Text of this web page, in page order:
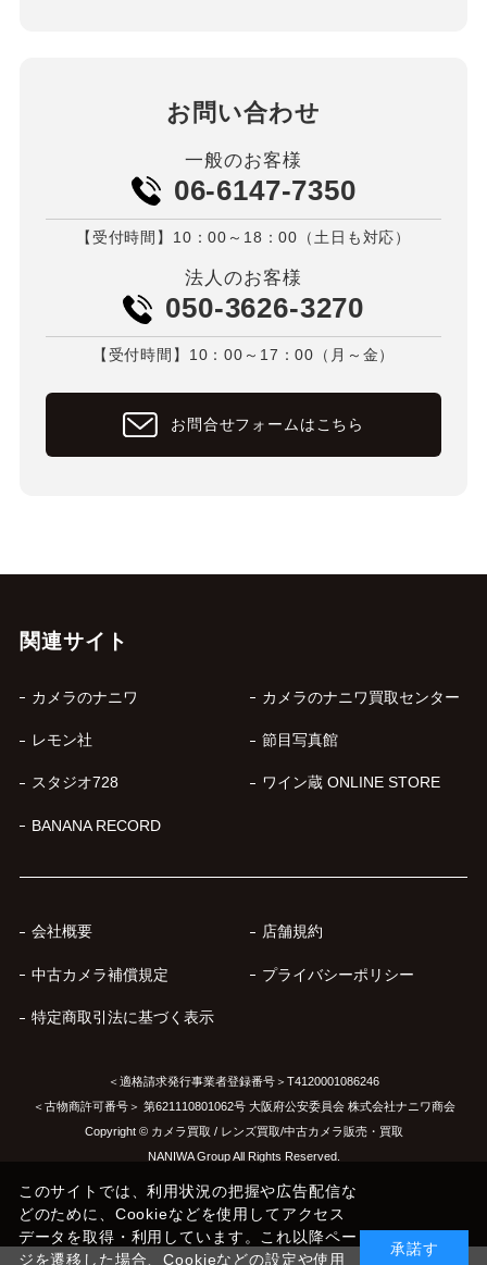
お問い合わせ
一般のお客様
06-6147-7350
【受付時間】10：00～18：00（土日も対応）
法人のお客様
050-3626-3270
【受付時間】10：00～17：00（月～金）
お問合せフォームはこちら
関連サイト
カメラのナニワ カメラのナニワ買取センター
レモン社 節目写真館
スタジオ728 ワイン蔵 ONLINE STORE
BANANA RECORD
会社概要 店舗規約
中古カメラ補償規定 プライバシーポリシー
特定商取引法に基づく表示
＜適格請求発行事業者登録番号＞T4120001086246
＜古物商許可番号＞ 第621110801062号 大阪府公安委員会 株式会社ナニワ商会
Copyright © カメラ買取 / レンズ買取/中古カメラ販売・買取
NANIWA Group All Rights Reserved.
このサイトでは、利用状況の把握や広告配信な
どのために、Cookieなどを使用してアクセス
データを取得・利用しています。これ以降ペー
ジを遷移した場合、Cookieなどの設定や使用
承諾す